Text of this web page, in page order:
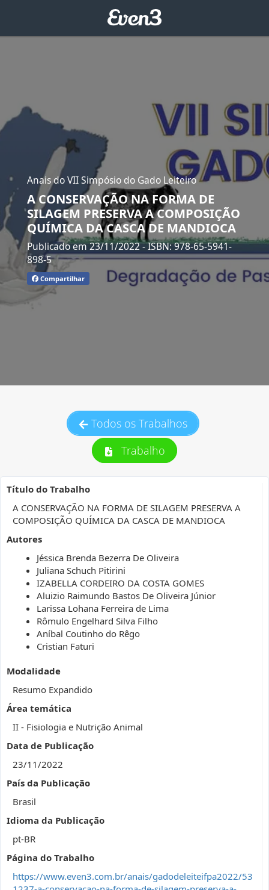
Anais do VII Simpósio do Gado Leiteiro
A CONSERVAÇÃO NA FORMA DE
SILAGEM PRESERVA A COMPOSIÇÃO
QUÍMICA DA CASCA DE MANDIOCA
Publicado em 23/11/2022- ISBN: 978-65-5941-
898-5
Compartilhar
Todos os Trabalhos
Trabalho
Título do Trabalho
A CONSERVAÇÃO NA FORMA DE SILAGEM PRESERVA A
COMPOSIÇÃO QUÍMICA DA CASCA DE MANDIOCA
Autores
Jéssica Brenda Bezerra De Oliveira
Juliana Schuch Pitirini
IZABELLA CORDEIRO DA COSTA GOMES
Aluizio Raimundo Bastos De Oliveira Júnior
Larissa Lohana Ferreira de Lima
Rômulo Engelhard Silva Filho
Aníbal Coutinho do Rêgo
Cristian Faturi
Modalidade
Resumo Expandido
Área temática
II - Fisiologia e Nutrição Animal
Data de Publicação
23/11/2022
País da Publicação
Brasil
Idioma da Publicação
pt-BR
Página do Trabalho
https://www.even3.com.br/anais/gadodeleiteifpa2022/53